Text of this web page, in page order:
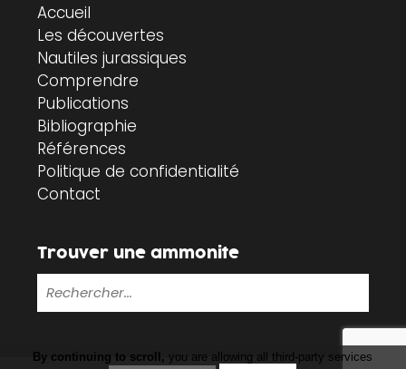
Accueil
Les découvertes
Nautiles jurassiques
Comprendre
Publications
Bibliographie
Références
Politique de confidentialité
Contact
Trouver une ammonite
By continuing to scroll, you are allowing all third-party services